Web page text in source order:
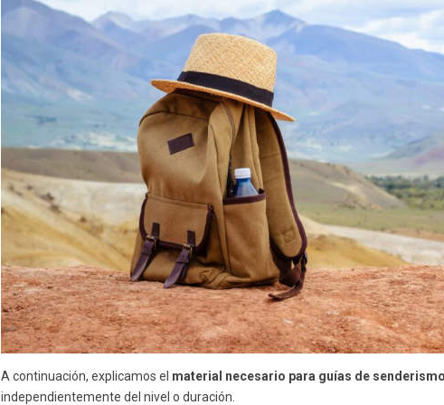
A continuación, explicamos el material necesario para guías de senderismo
independientemente del nivel o duración.